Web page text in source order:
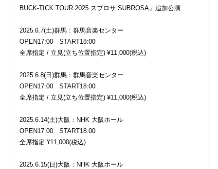
BUCK-TICK TOUR 2025 スブロサ SUBROSA」追加公演
2025.6.7(土)群馬：群馬音楽センター
OPEN17:00 START18:00
全席指定 / 立見(立ち位置指定) ¥11,000(税込)
2025.6.8(日)群馬：群馬音楽センター
OPEN17:00 START18:00
全席指定 / 立見(立ち位置指定) ¥11,000(税込)
2025.6.14(土)大阪：NHK 大阪ホール
OPEN17:00 START18:00
全席指定 ¥11,000(税込)
2025.6.15(日)大阪：NHK 大阪ホール